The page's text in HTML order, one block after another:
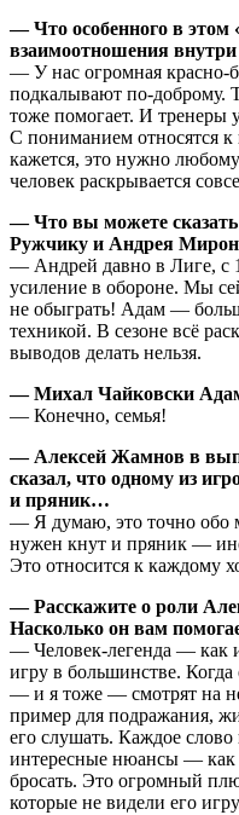
— Что особенного в этом
взаимоотношения
— У нас огромная красно-
подкалывают по-доброму.
тоже помогает. И тренеры
С пониманием относятся
кажется, это нужно любому
человек раскрывается
— Что вы можете
Ружчику и Андрея
— Андрей давно в Лиге, с
усиление в обороне. Мы
не обыграть! Адам —
техникой. В сезоне всё
выводов делать нельзя.
— Михал Чайковски
— Конечно, семья!
— Алексей Жамнов в
сказал, что одному из
и пряник…
— Я думаю, это точно обо
нужен кнут и пряник —
Это относится к каждому
— Расскажите о роли
Насколько он вам
— Человек-легенда — как
игру в большинстве. Когда
— и я тоже — смотрят на
пример для подражания,
его слушать. Каждое
интересные нюансы — как
бросать. Это огромный
которые не видели его